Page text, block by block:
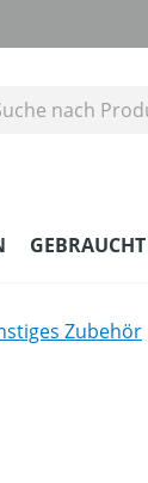
GEBRAUCHT
Zubehör